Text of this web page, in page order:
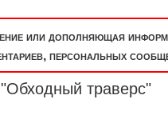
или дополняющая
персональных
траверс"